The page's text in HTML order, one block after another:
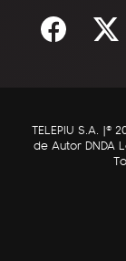
Sociedad
C5N Autos
RatingCero
Términos y
TELEPIU S.A. |©
de Autor DNDA